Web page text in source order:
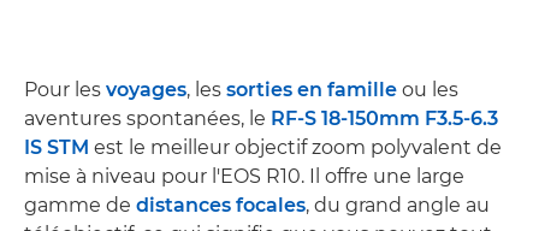
Pour les voyages, les sorties en famille ou les
aventures spontanées, le RF-S 18-150mm F3.5-6.3
IS STM est le meilleur objectif zoom polyvalent de
mise à niveau pour l'EOS R10. Il offre une large
gamme de distances focales, du grand angle au